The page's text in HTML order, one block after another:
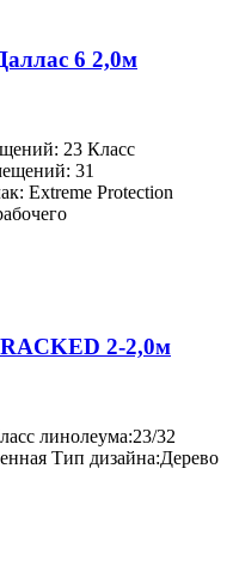
6 2,0м
23 Класс
31
Extreme Protection
2-2,0м
линолеума:23/32
Тип дизайна:Дерево